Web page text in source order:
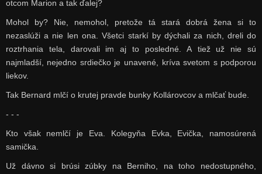
otcom Marion a tak ďalej?
Mohol by? Nie, nemohol, pretože tá stará dobrá žena si to
nezaslúži a nie len ona. Všetci starkí by dýchali za nich, dreli do
roztrhania tela, darovali im aj to posledné. A tiež už nie sú
najmladší, nejedno srdiečko je unavené, kríva svetom s podporou
liekov.
Tak Bernard mlčí o krutej pravde bunky Kollárovcov a mlčať bude.
- - -
Kto však nemlčí je Eva. Kolegyňa Evka, Evička, namosúrená
samička.
Už dávno si brúsi zúbky na Berniho, na toho nedostupného,